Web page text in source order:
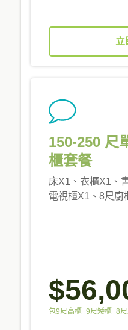
立
150-250 尺
櫃套餐
床X1、衣櫃X1、
電視櫃X1、8尺廚
包9尺高櫃+9尺矮櫃+8